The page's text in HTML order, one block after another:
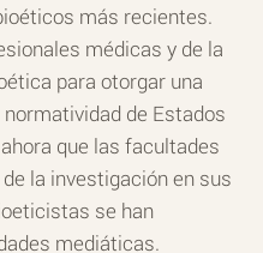
más recientes.
médicas y de la
para otorgar una
de Estados
que las facultades
la investigación en sus
se han
mediáticas.